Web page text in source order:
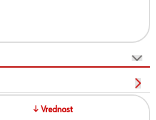
↓ Vrednost